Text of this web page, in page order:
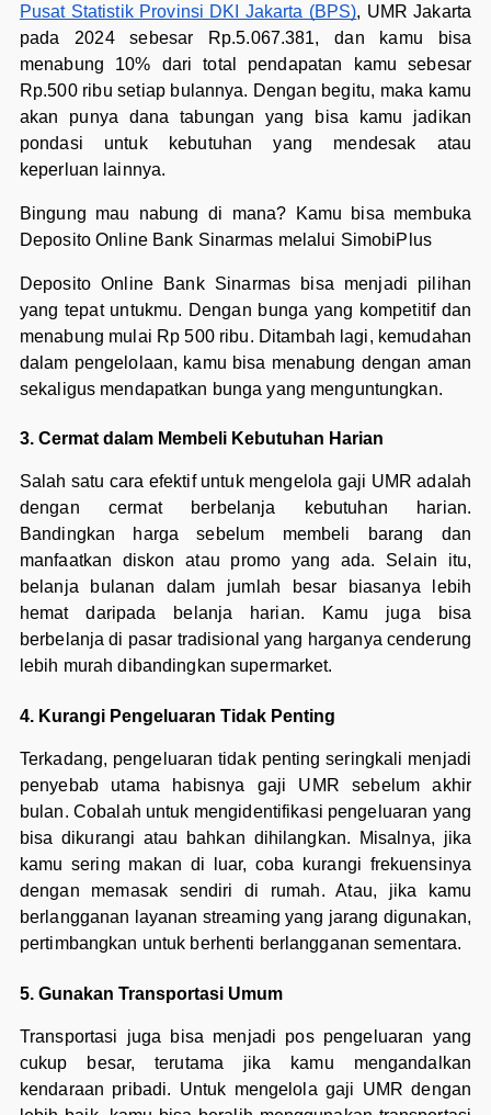
Pusat Statistik Provinsi DKI Jakarta (BPS), UMR Jakarta
pada 2024 sebesar Rp.5.067.381, dan kamu bisa
menabung 10% dari total pendapatan kamu sebesar
Rp.500 ribu setiap bulannya. Dengan begitu, maka kamu
akan punya dana tabungan yang bisa kamu jadikan
pondasi untuk kebutuhan yang mendesak atau
keperluan lainnya.
Bingung mau nabung di mana? Kamu bisa membuka
Deposito Online Bank Sinarmas melalui SimobiPlus
Deposito Online Bank Sinarmas bisa menjadi pilihan
yang tepat untukmu. Dengan bunga yang kompetitif dan
menabung mulai Rp 500 ribu. Ditambah lagi, kemudahan
dalam pengelolaan, kamu bisa menabung dengan aman
sekaligus mendapatkan bunga yang menguntungkan.
3. Cermat dalam Membeli Kebutuhan Harian
Salah satu cara efektif untuk mengelola gaji UMR adalah
dengan cermat berbelanja kebutuhan harian.
Bandingkan harga sebelum membeli barang dan
manfaatkan diskon atau promo yang ada. Selain itu,
belanja bulanan dalam jumlah besar biasanya lebih
hemat daripada belanja harian. Kamu juga bisa
berbelanja di pasar tradisional yang harganya cenderung
lebih murah dibandingkan supermarket.
4. Kurangi Pengeluaran Tidak Penting
Terkadang, pengeluaran tidak penting seringkali menjadi
penyebab utama habisnya gaji UMR sebelum akhir
bulan. Cobalah untuk mengidentifikasi pengeluaran yang
bisa dikurangi atau bahkan dihilangkan. Misalnya, jika
kamu sering makan di luar, coba kurangi frekuensinya
dengan memasak sendiri di rumah. Atau, jika kamu
berlangganan layanan streaming yang jarang digunakan,
pertimbangkan untuk berhenti berlangganan sementara.
5. Gunakan Transportasi Umum
Transportasi juga bisa menjadi pos pengeluaran yang
cukup besar, terutama jika kamu mengandalkan
kendaraan pribadi. Untuk mengelola gaji UMR dengan